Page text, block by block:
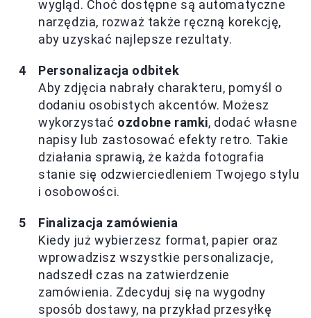
wygląd. Choć dostępne są automatyczne
narzędzia, rozważ także ręczną korekcję,
aby uzyskać najlepsze rezultaty.
Personalizacja odbitek
Aby zdjęcia nabrały charakteru, pomyśl o
dodaniu osobistych akcentów. Możesz
wykorzystać ozdobne ramki, dodać własne
napisy lub zastosować efekty retro. Takie
działania sprawią, że każda fotografia
stanie się odzwierciedleniem Twojego stylu
i osobowości.
Finalizacja zamówienia
Kiedy już wybierzesz format, papier oraz
wprowadzisz wszystkie personalizacje,
nadszedł czas na zatwierdzenie
zamówienia. Zdecyduj się na wygodny
sposób dostawy, na przykład przesyłkę